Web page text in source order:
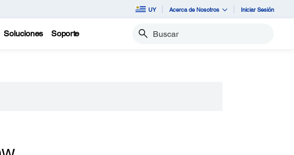
UY Acerca de Nosotros Iniciar Sesión
Soluciones Soporte Buscar